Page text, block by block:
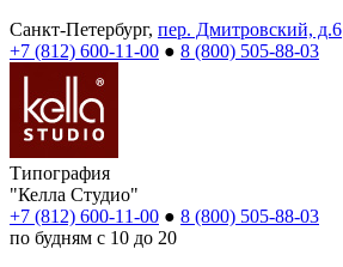
Санкт-Петербург, пер. Дмитровский, д.6
+7 (812) 600-11-00 ● 8 (800) 505-88-03
Типография
"Келла Студио"
+7 (812) 600-11-00 ● 8 (800) 505-88-03
по будням с 10 до 20